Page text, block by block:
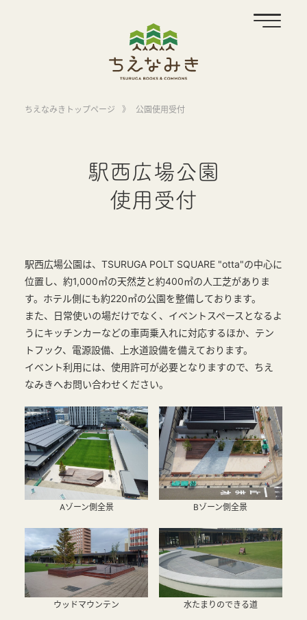
ちえなみきトップページ 》 公園使用受付
駅西広場公園
使用受付
駅西広場公園は、TSURUGA POLT SQUARE "otta"の中心に
位置し、約1,000㎡の天然芝と約400㎡の人工芝がありま
す。ホテル側にも約220㎡の公園を整備しております。
また、日常使いの場だけでなく、イベントスペースとなるよ
うにキッチンカーなどの車両乗入れに対応するほか、テン
トフック、電源設備、上水道設備を備えております。
イベント利用には、使用許可が必要となりますので、ちえ
なみきへお問い合わせください。
Aゾーン側全景 Bゾーン側全景
ウッドマウンテン 水たまりのできる道